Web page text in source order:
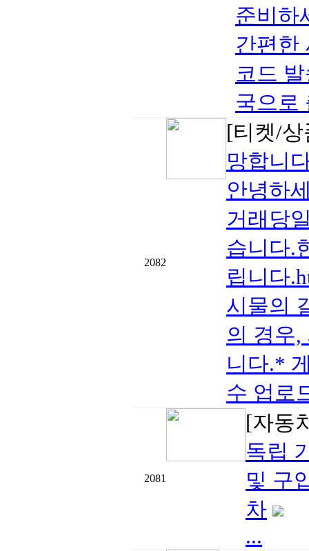
준비하
간편한
코드
국으로
2082
[티켓/
망합니
안녕하
거래당
습니다.
립니다
시물의
의 경우,
니다.*
수 업로
2081
[자동
독립
및 구
차
...